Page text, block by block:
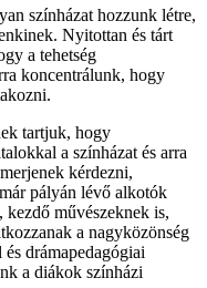
színházat hozzunk létre,
Nyitottan és tárt
a tehetség
koncentrálunk, hogy
tartjuk, hogy
a színházat és arra
kérdezni,
pályán lévő alkotók
művészeknek is,
a nagyközönség
drámapedagógiai
a diákok színházi